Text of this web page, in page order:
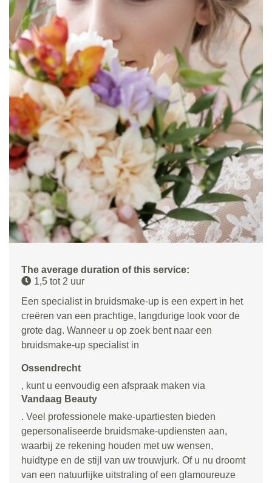
The average duration of this service:
1,5 tot 2 uur
Een specialist in bruidsmake-up is een expert in het
creëren van een prachtige, langdurige look voor de
grote dag. Wanneer u op zoek bent naar een
bruidsmake-up specialist in
Ossendrecht
, kunt u eenvoudig een afspraak maken via
Vandaag Beauty
. Veel professionele make-upartiesten bieden
gepersonaliseerde bruidsmake-updiensten aan,
waarbij ze rekening houden met uw wensen,
huidtype en de stijl van uw trouwjurk. Of u nu droomt
van een natuurlijke uitstraling of een glamoureuze